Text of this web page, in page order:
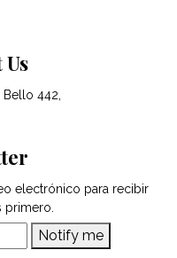
442,
electrónico para recibir
primero.
Notify me